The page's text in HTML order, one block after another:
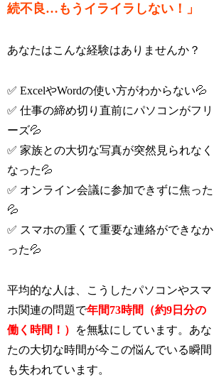
続不良…もうイライラしない！」
あなたはこんな経験はありませんか？
✅ ExcelやWordの使い方がわからない💦
✅ 仕事の締め切り直前にパソコンがフリ
ーズ💦
✅ 家族との大切な写真が突然見られなく
なった💦
✅ オンライン会議に参加できずに焦った
💦
✅ スマホの重くて重要な連絡ができなか
った💦
平均的な人は、こうしたパソコンやスマ
ホ関連の問題で年間73時間（約9日分の
働く時間！）
を無駄にしています。あな
たの大切な時間が今この悩んでいる瞬間
も失われています。